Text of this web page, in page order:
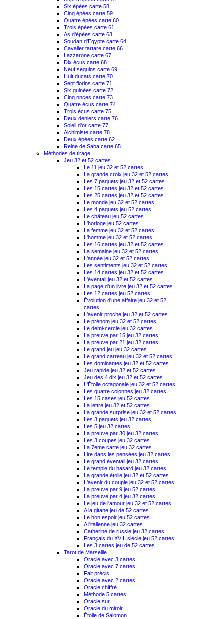
Six épées carte 58
Cinq épées carte 59
Quatre épées carte 60
Trois épées carte 61
As d'épées carte 63
Soudan d'Egypte carte 64
Cavalier tartare carte 66
Lazzarone carte 67
Dix écus carte 68
Neuf sequins carte 69
Huit ducats carte 70
Sept florins carte 71
Six guinées carte 72
Cinq onces carte 73
Quatre écus carte 74
Trois écus carte 75
Deux deniers carte 76
Soleil d'or carte 77
Alchimiste carte 78
Deux épées carte 62
Reine de Saba carte 65
Méthodes de tirage
Jeu 32 et 52 cartes
Le 11 jeu 32 et 52 cartes
La grande croix jeu 32 et 52 cartes
Les 7 paquets jeu 32 et 52 cartes
Les 15 cartes jeu 32 et 52 cartes
Les 25 cartes jeu 32 et 52 cartes
Le monde jeu 32 et 52 cartes
Les 4 paquets jeu 52 cartes
Le château jeu 52 cartes
L'horloge jeu 52 cartes
La femme jeu 32 et 52 cartes
L'homme jeu 32 et 52 cartes
Les 16 cartes jeu 32 et 52 cartes
La semaine jeu 32 et 52 cartes
L'année jeu 32 et 52 cartes
Les sentiments jeu 32 et 52 cartes
Les 14 cartes jeu 32 et 52 cartes
L'éventail jeu 32 et 52 cartes
La page d'un livre jeu 32 et 52 cartes
Les 12 cartes jeu 52 cartes
Évolution d'une affaire jeu 32 et 52
cartes
L'avenir proche jeu 32 et 52 cartes
Le prénom jeu 32 et 52 cartes
Le demi-cercle jeu 32 cartes
La preuve par 15 jeu 32 cartes
La preuve par 21 jeu 32 cartes
Le grand jeu jeu 32 cartes
Le grand carreau jeu 32 et 52 cartes
Les dominantes jeu 32 et 52 cartes
Jeu rapide jeu 32 et 52 cartes
Jeu des 4 dix jeu 32 et 52 cartes
L'Étoile octagonale jeu 32 et 52 cartes
Les quatre colonnes jeu 32 cartes
Les 15 cases jeu 52 cartes
La lettre jeu 32 et 52 cartes
La grande surprise jeu 32 et 52 cartes
Les 3 paquets jeu 32 cartes
Les 5 jeu 32 cartes
La preuve par 30 jeu 32 cartes
Les 3 coupes jeu 32 cartes
La 7ème carte jeu 32 cartes
Lire dans les pensées jeu 32 cartes
Le grand éventail jeu 32 cartes
Le temple du hasard jeu 32 cartes
La grande étoile jeu 32 et 52 cartes
L'avenir du couple jeu 32 et 52 cartes
La preuve par 9 jeu 52 cartes
La preuve par 4 jeu 32 cartes
Le jeu de l'amour jeu 32 et 52 cartes
A la gitane jeu de 52 cartes
Le bon espoir jeu 52 cartes
A l'italienne jeu 32 cartes
Catherine de russie jeu 32 cartes
Français du XVIII siècle jeu 52 cartes
Les 3 cartes jeu de 52 cartes
Tarot de Marseille
Oracle avec 3 cartes
Oracle avec 7 cartes
Fait précis
Oracle avec 2 cartes
Oracle chiffré
Méthode 5 cartes
Oracle sur
Oracle du miroir
Étoile de Salomon